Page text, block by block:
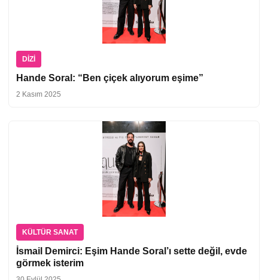
DIZI
Hande Soral: “Ben çiçek alıyorum eşime”
2 Kasım 2025
KÜLTÜR SANAT
İsmail Demirci: Eşim Hande Soral’ı sette değil, evde
görmek isterim